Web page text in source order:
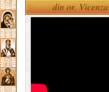
din or. Vicenza